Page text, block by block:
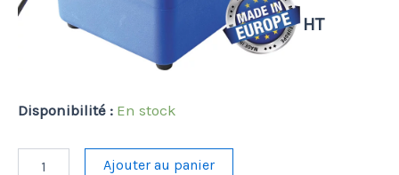
HT
Disponibilité : En stock
Ajouter au panier